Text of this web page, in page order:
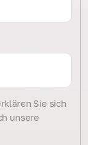
Sie sich
unsere